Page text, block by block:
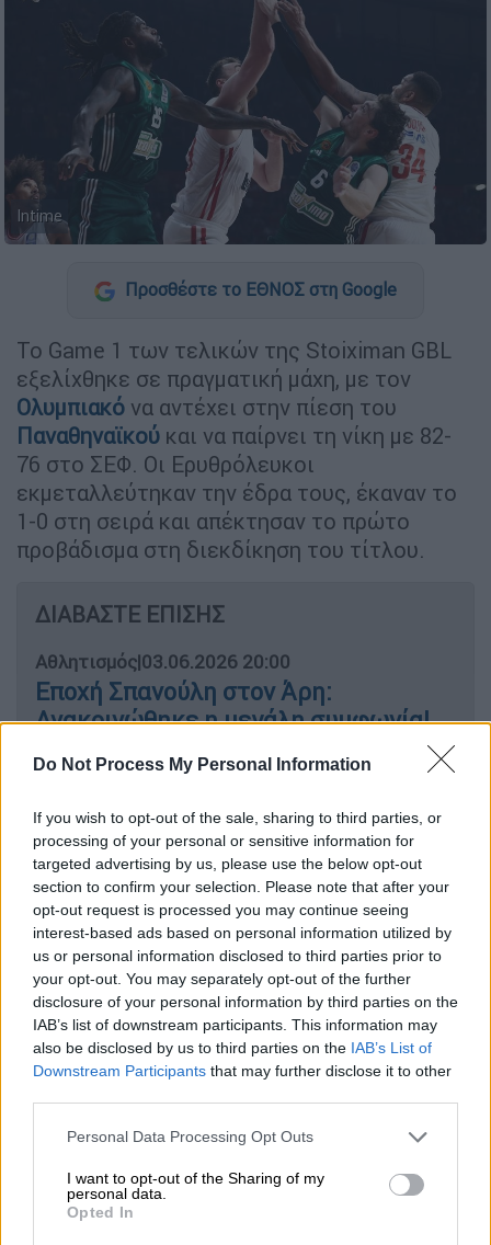
Do Not Process My Personal Information
If you wish to opt-out of the sale, sharing to third parties, or
processing of your personal or sensitive information for
targeted advertising by us, please use the below opt-out
section to confirm your selection. Please note that after your
opt-out request is processed you may continue seeing
interest-based ads based on personal information utilized by
us or personal information disclosed to third parties prior to
your opt-out. You may separately opt-out of the further
disclosure of your personal information by third parties on the
IAB’s list of downstream participants. This information may
also be disclosed by us to third parties on the IAB’s List of
Downstream Participants that may further disclose it to other
Please note that this website/app uses one or more Google
not limited to your visit or usage behaviour. You may click to
grant or deny consent to Google and its third-party tags to
use your data for below specified purposes in below Google
Personal Data Processing Opt Outs
I want to opt-out of the Sharing of my
personal data.
Opted In
Intime
Προσθέστε το ΕΘΝΟΣ στη Google
Το Game 1 των τελικών της Stoiximan GBL
εξελίχθηκε σε πραγματική μάχη, με τον
Ολυμπιακό να αντέχει στην πίεση του
Παναθηναϊκού και να παίρνει τη νίκη με 82-
76 στο ΣΕΦ. Οι Eρυθρόλευκοι
εκμεταλλεύτηκαν την έδρα τους, έκαναν το
1-0 στη σειρά και απέκτησαν το πρώτο
προβάδισμα στη διεκδίκηση του τίτλου.
ΔΙΑΒΑΣΤΕ ΕΠΙΣΗΣ
Αθλητισμός|03.06.2026 20:00
Εποχή Σπανούλη στον Άρη:
Ανακοινώθηκε η μεγάλη συμφωνία!
Η αναμέτρηση είχε ένταση, σκληρές άμυνες,
μεγάλα κορμιά, συνεχείς επαφές και
ελάχιστα εύκολα καλάθια. Ο Ολυμπιακός,
χωρίς τον Τάιλερ Ντόρσεϊ και με τους
Νιλικίνα και Χολ εκτός εξάδας ξένων, βρήκε
τις λύσεις που χρειαζόταν από τους ηγέτες
του. Ο Εβάν Φουρνιέ ήταν καθοριστικός με
20 πόντους, ενώ ο Σάσα Βεζένκοβ πρόσθεσε
16, δίνοντας σημαντικές απαντήσεις σε
κρίσιμα σημεία.
Οι Πειραιώτες κατάφεραν να ελέγξουν το
στις επιστροφές του Παναθηναϊκού και να
φτάσουν σε μια νίκη μεγάλης σημασίας.